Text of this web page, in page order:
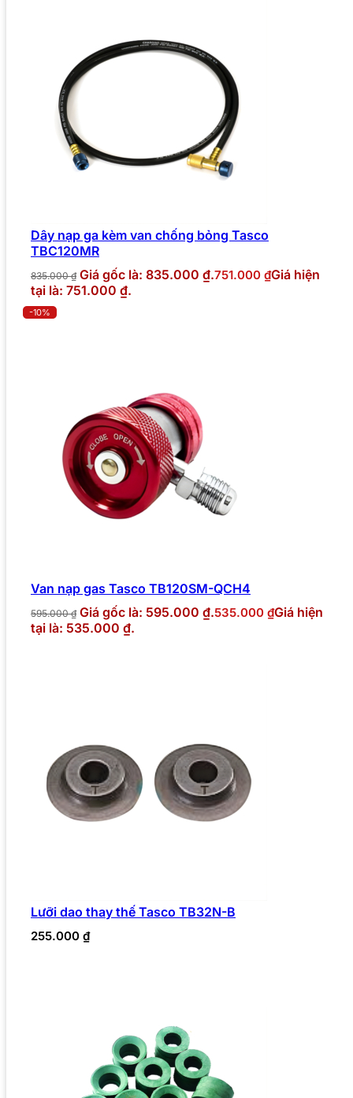
Dây nạp ga kèm van chống bỏng Tasco
TBC120MR
835.000₫ Giá gốc là: 835.000 ₫.751.000 ₫Giá hiện
tại là: 751.000 ₫.
-10%
Van nạp gas Tasco TB120SM-QCH4
595.000₫ Giá gốc là: 595.000 ₫.535.000 ₫Giá hiện
tại là: 535.000 ₫.
Lưỡi dao thay thế Tasco TB32N-B
255.000 ₫